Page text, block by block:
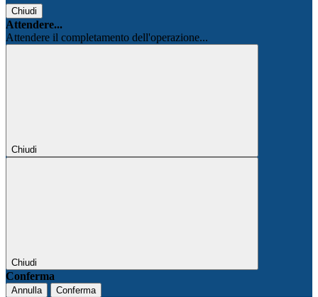
Chiudi
Attendere...
Attendere il completamento dell'operazione...
Chiudi
Chiudi
Conferma
Annulla Conferma